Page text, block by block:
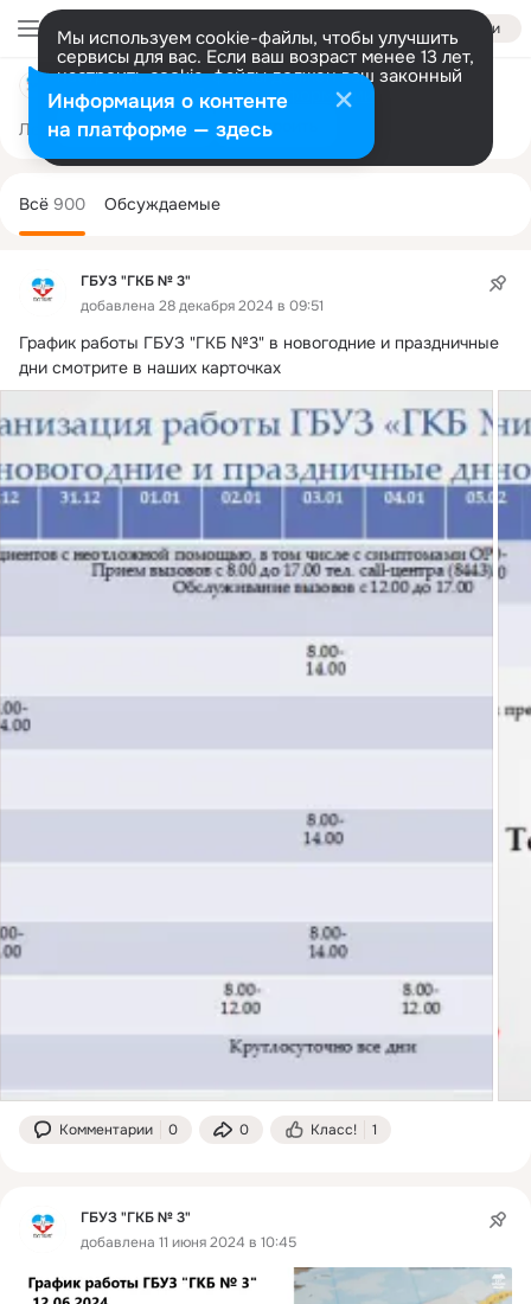
Войти
Мы используем cookie-файлы, чтобы улучшить
сервисы для вас. Если ваш возраст менее 13 лет,
настроить cookie-файлы должен ваш законный
представитель. Больше информации
Разрешить все Настроить
Лента Участники 134 Темы 900
ГБУЗ "ГКБ № 3"
добавлена 28 декабря 2024 в 09:51
График работы ГБУЗ "ГКБ №3" в новогодние и праздничные
дни смотрите в наших карточках
Комментарии 0 0 Класс! 1
ГБУЗ "ГКБ № 3"
добавлена 11 июня 2024 в 10:45
колонка
Всё 900 Обсуждаемые
Информация о контенте
на платформе — здесь